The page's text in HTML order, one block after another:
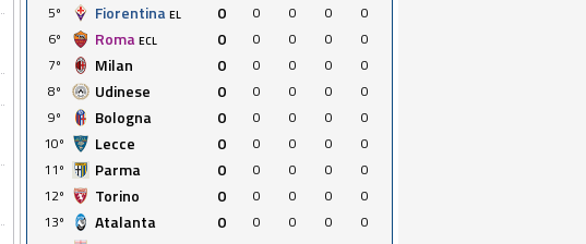
5º
Fiorentina EL 0 0 0 0
0
6º
Roma ECL 0 0 0 0
0
7º
Milan 0 0 0 0
0
8º
Udinese 0 0 0 0
0
9º
Bologna 0 0 0 0
0
10º
Lecce 0 0 0 0
0
11º
Parma 0 0 0 0
0
12º
Torino 0 0 0 0
0
13º
Atalanta 0 0 0 0
0